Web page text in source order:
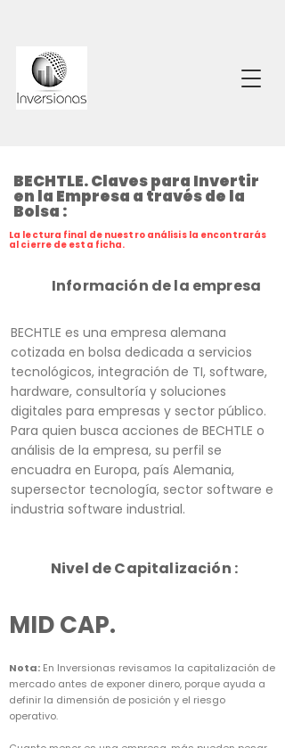
BECHTLE. Claves para Invertir
en la Empresa a través de la
Bolsa :
La lectura final de nuestro análisis la encontrarás
al cierre de esta ficha.
Información de la empresa
BECHTLE es una empresa alemana
cotizada en bolsa dedicada a servicios
tecnológicos, integración de TI, software,
hardware, consultoría y soluciones
digitales para empresas y sector público.
Para quien busca acciones de BECHTLE o
análisis de la empresa, su perfil se
encuadra en Europa, país Alemania,
supersector tecnología, sector software e
industria software industrial.
Nivel de Capitalización :
MID CAP.
Nota: En Inversionas revisamos la capitalización de
mercado antes de exponer dinero, porque ayuda a
definir la dimensión de posición y el riesgo
operativo.